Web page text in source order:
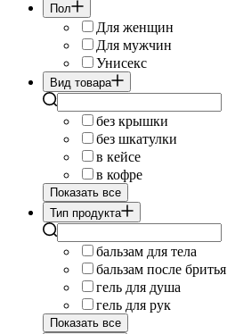
Пол
Для женщин
Для мужчин
Унисекс
Вид товара
без крышки
без шкатулки
в кейсе
в кофре
Показать все
Тип продукта
бальзам для тела
бальзам после бритья
гель для душа
гель для рук
Показать все